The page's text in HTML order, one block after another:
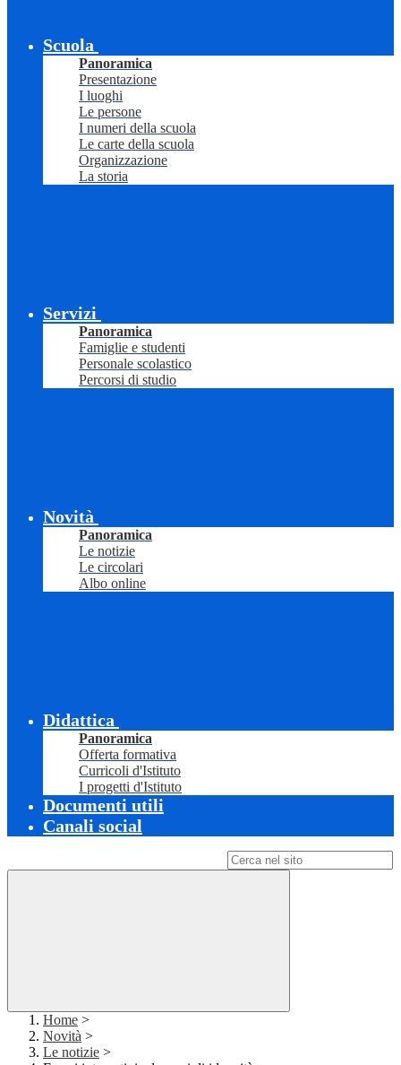
Scuola
Panoramica
Presentazione
I luoghi
Le persone
I numeri della scuola
Le carte della scuola
Organizzazione
La storia
Servizi
Panoramica
Famiglie e studenti
Personale scolastico
Percorsi di studio
Novità
Panoramica
Le notizie
Le circolari
Albo online
Didattica
Panoramica
Offerta formativa
Curricoli d'Istituto
I progetti d'Istituto
Documenti utili
Canali social
Home >
Novità >
Le notizie >